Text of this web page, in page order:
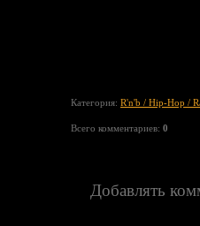
Категория: R'n'b / Hip-Hop /
Всего комментариев: 0
Добавлять